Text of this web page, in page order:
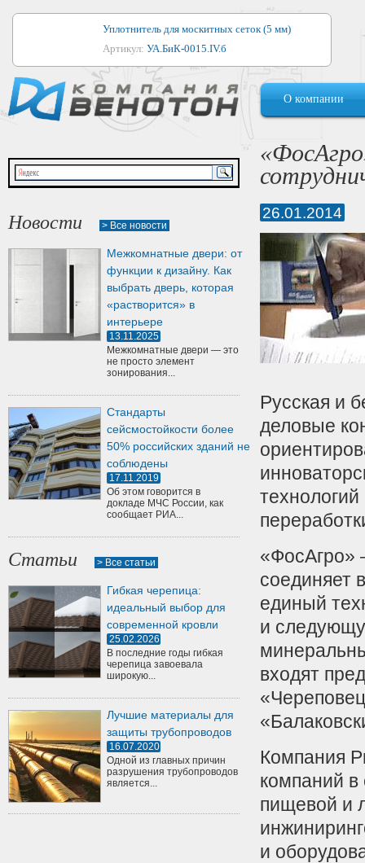
Уплотнитель для москитных сеток (5 мм)
Артикул: УА.БиК-0015.IV.б
Уплотнитель для алюминиевых окон
Артикул:1044
Уплотнитель для деревянных окон
Артикул:УМ.БиК-0062.IV.б
Уплотнитель лоджиевый для (4, 5, 6 мм)
Артикул:
О компании
Новости > Все новости
Межкомнатные двери: от
функции к дизайну. Как
выбрать дверь, которая
«растворится» в
интерьере
13.11.2025
Межкомнатные двери — это
не просто элемент
зонирования...
Стандарты
сейсмостойкости более
50% российских зданий не
соблюдены
17.11.2019
Об этом говорится в
докладе МЧС России, как
сообщает РИА...
Статьи > Все статьи
Гибкая черепица:
идеальный выбор для
современной кровли
25.02.2026
В последние годы гибкая
черепица завоевала
широкую...
Лучшие материалы для
защиты трубопроводов
16.07.2020
Одной из главных причин
разрушения трубопроводов
является...
26.01.2014
Русская и
деловые
«ФосАгро»
соединяет
единый
и
входят
Компания
компаний
пищевой и
и